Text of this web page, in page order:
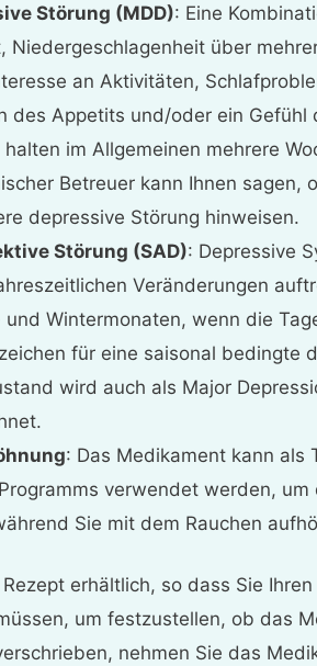
Störung (MDD): Eine
Niedergeschlagenheit über
an Aktivitäten,
des Appetits und/oder ein Gefühl
halten im Allgemeinen mehrere
Betreuer kann Ihnen sagen,
depressive Störung hinweisen.
Störung (SAD): Depressive
Veränderungen
Wintermonaten, wenn die
für eine saisonal bedingte
wird auch als Major
: Das Medikament kann als
verwendet werden, um
Sie mit dem Rauchen
erhältlich, so dass Sie
um festzustellen, ob das
nehmen Sie das